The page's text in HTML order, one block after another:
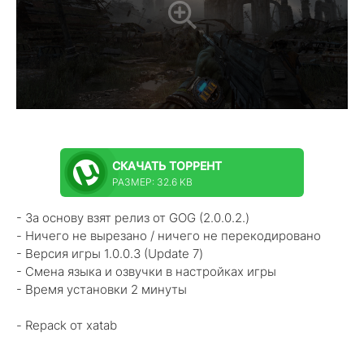
СКАЧАТЬ ТОРРЕНТ
РАЗМЕР: 32.6 KB
- За основу взят релиз от GOG (2.0.0.2.)
- Ничего не вырезано / ничего не перекодировано
- Версия игры 1.0.0.3 (Update 7)
- Смена языка и озвучки в настройках игры
- Время установки 2 минуты
- Repack от xatab